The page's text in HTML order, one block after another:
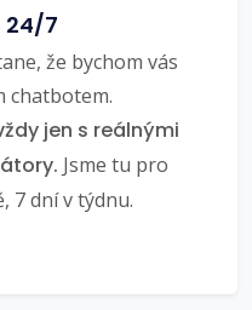
24/7
že bychom vás
chatbotem.
jen s reálnými
Jsme tu pro
7 dní v týdnu.